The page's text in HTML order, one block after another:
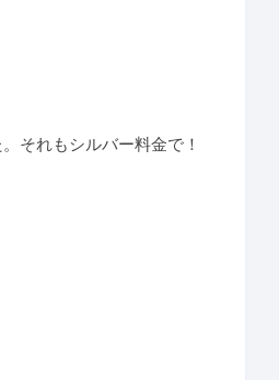
それもシルバー料金で！